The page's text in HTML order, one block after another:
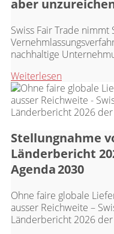
aber
Swiss Fair Trade nimmt
nachhaltige
Weiterlesen
Stellungnahme
Länderbericht
Agenda 2030
Ohne faire globale
ausser Reichweite –
Länderbericht 2026